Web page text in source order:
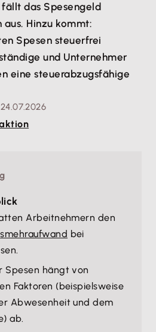
das Spesengeld
Hinzu kommt:
Spesen steuerfrei
und Unternehmer
eine steuerabzugsfähige
Arbeitnehmern den
bei
Spesen hängt von
Faktoren (beispielsweise
Abwesenheit und dem
ab.